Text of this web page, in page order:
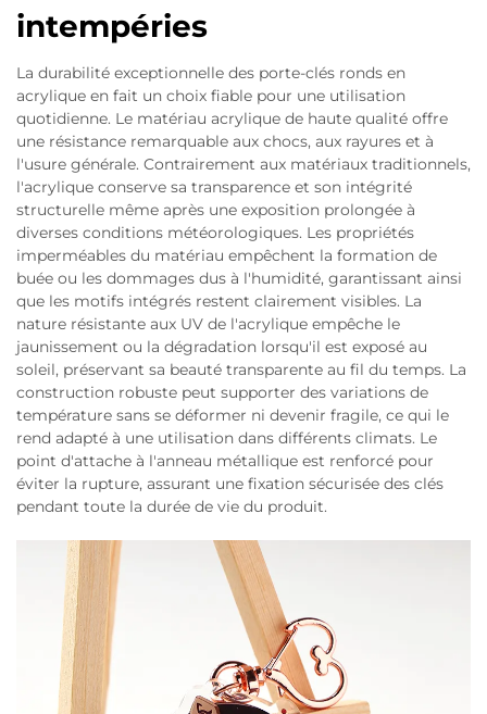
intempéries
La durabilité exceptionnelle des porte-clés ronds en
acrylique en fait un choix fiable pour une utilisation
quotidienne. Le matériau acrylique de haute qualité offre
une résistance remarquable aux chocs, aux rayures et à
l'usure générale. Contrairement aux matériaux traditionnels,
l'acrylique conserve sa transparence et son intégrité
structurelle même après une exposition prolongée à
diverses conditions météorologiques. Les propriétés
imperméables du matériau empêchent la formation de
buée ou les dommages dus à l'humidité, garantissant ainsi
que les motifs intégrés restent clairement visibles. La
nature résistante aux UV de l'acrylique empêche le
jaunissement ou la dégradation lorsqu'il est exposé au
soleil, préservant sa beauté transparente au fil du temps. La
construction robuste peut supporter des variations de
température sans se déformer ni devenir fragile, ce qui le
rend adapté à une utilisation dans différents climats. Le
point d'attache à l'anneau métallique est renforcé pour
éviter la rupture, assurant une fixation sécurisée des clés
pendant toute la durée de vie du produit.